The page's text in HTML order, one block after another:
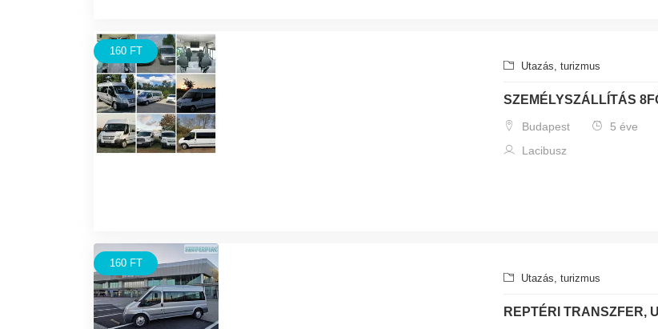
160 FT
Utazás, turizmus
SZEMÉLYSZÁLLÍTÁS
Budapest
5 éve
Lacibusz
160 FT
Utazás, turizmus
REPTÉRI TRANSZFER,